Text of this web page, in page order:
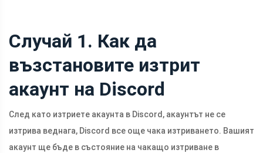
Случай 1. Как да
възстановите изтрит
акаунт на Discord
След като изтриете акаунта в Discord, акаунтът не се
изтрива веднага, Discord все още чака изтриването. Вашият
акаунт ще бъде в състояние на чакащо изтриване в